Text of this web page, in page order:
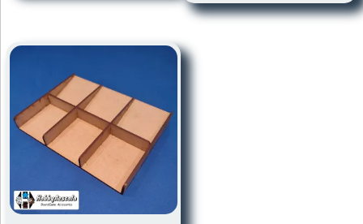
opciones
página
de
producto
Las